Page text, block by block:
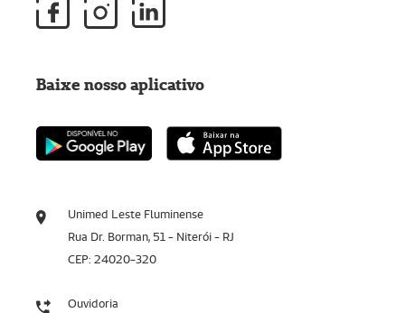
Unimed Leste Fluminense
Rua Dr. Borman, 51 - Niterói - RJ
CEP: 24020-320
Ouvidoria
Baixe nosso aplicativo